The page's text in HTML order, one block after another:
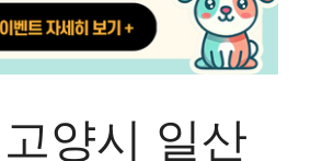
양시 일산